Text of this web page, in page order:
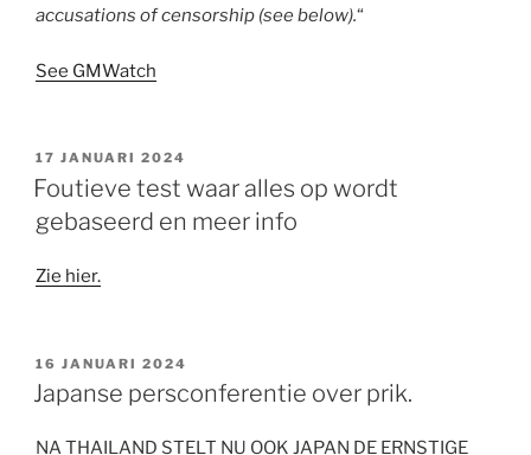
accusations of censorship (see below).“
See GMWatch
GEPLAATST
OP
17 JANUARI 2024
Foutieve test waar alles op wordt
gebaseerd en meer info
Zie hier.
GEPLAATST
OP
16 JANUARI 2024
Japanse persconferentie over prik.
NA THAILAND STELT NU OOK JAPAN DE ERNSTIGE